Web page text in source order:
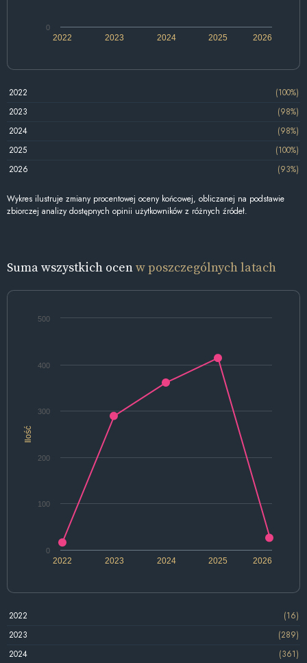
2022 2024 2026
2023 2025
0
2022
(100%)
2023
(98%)
2024
(98%)
2025
(100%)
2026
(93%)
Wykres ilustruje zmiany procentowej oceny końcowej, obliczanej na podstawie
zbiorczej analizy dostępnych opinii użytkowników z różnych źródeł.
Suma wszystkich ocenw poszczególnych latach
Ilość
2022 2024 2026
2023 2025
0
100
200
300
400
500
2022
(16)
2023
(289)
2024
(361)